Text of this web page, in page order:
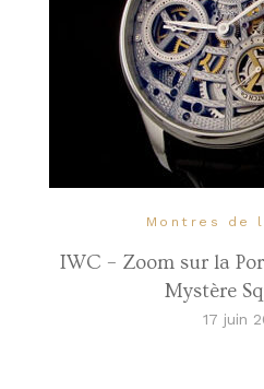
Montres de
IWC – Zoom sur la
Mystère
17 juin